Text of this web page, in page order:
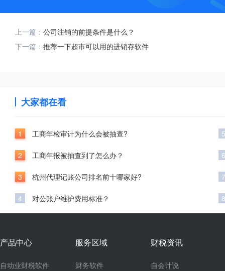
上一篇： 公司注销的前提条件是什么？
下一篇： 推荐一下超市可以用的进销存软件
大家都在看
1 工商年检审计为什么会被抽查?
2 工商年报被抽查到了怎么办？
3 杭州代理记账公司排名前十哪家好?
4 对公账户维护费用标准？
5
6
7
8
产品中心
自动业财税软件
服务区域
财务软件
财税资讯
自会计说